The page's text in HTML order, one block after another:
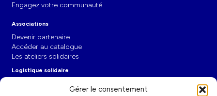
Gérer le consentement
Engagez votre communauté
Associations
Devenir partenaire
Accéder au catalogue
Les ateliers solidaires
Logistique solidaire